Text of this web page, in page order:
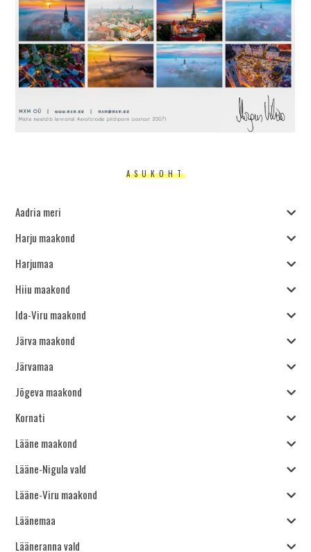
ASUKOHT
Aadria meri
Harju maakond
Harjumaa
Hiiu maakond
Ida-Viru maakond
Järva maakond
Järvamaa
Jõgeva maakond
Kornati
Lääne maakond
Lääne-Nigula vald
Lääne-Viru maakond
Läänemaa
Lääneranna vald